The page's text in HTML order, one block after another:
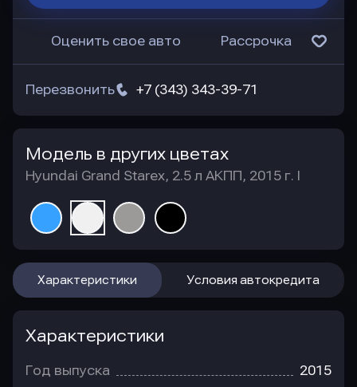
Оценить свое авто Рассрочка
+7 (343) 343-39-71
Перезвонить
Модель в других цветах
Hyundai Grand Starex, 2.5 л АКПП, 2015 г. I
Характеристики Условия автокредита
Характеристики
Год выпуска 2015